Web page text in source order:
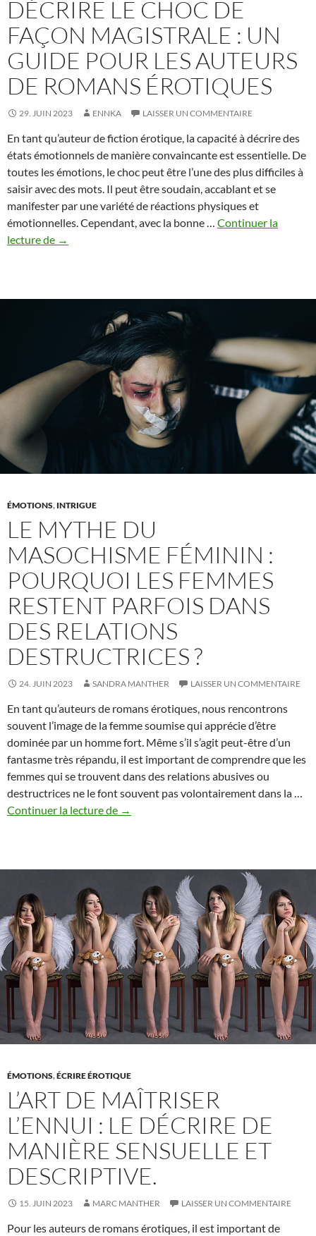
DÉCRIRE LE CHOC DE
FAÇON MAGISTRALE : UN
GUIDE POUR LES AUTEURS
DE ROMANS ÉROTIQUES
29. JUIN 2023 ENNKA LAISSER UN COMMENTAIRE
En tant qu’auteur de fiction érotique, la capacité à décrire des
états émotionnels de manière convaincante est essentielle. De
toutes les émotions, le choc peut être l’une des plus difficiles à
saisir avec des mots. Il peut être soudain, accablant et se
manifester par une variété de réactions physiques et
émotionnelles. Cependant, avec la bonne … Continuer la
lecture de Décrire
magistrale
guide
pour
érotiques
→
ÉMOTIONS, INTRIGUE
LE MYTHE DU
MASOCHISME FÉMININ :
POURQUOI LES FEMMES
RESTENT PARFOIS DANS
DES RELATIONS
DESTRUCTRICES ?
24. JUIN 2023 SANDRA MANTHER LAISSER UN COMMENTAIRE
En tant qu’auteurs de romans érotiques, nous rencontrons
souvent l’image de la femme soumise qui apprécie d’être
dominée par un homme fort. Même s’il s’agit peut-être d’un
fantasme très répandu, il est important de comprendre que les
femmes qui se trouvent dans des relations abusives ou
destructrices ne le font souvent pas volontairement dans la …
Continuer la lecture de Le
pourquoi
les
femmes
restent
parfois
relations
destructrices
→
ÉMOTIONS,ÉCRIRE ÉROTIQUE
L’ART DE MAÎTRISER
L’ENNUI : LE DÉCRIRE DE
MANIÈRE SENSUELLE ET
DESCRIPTIVE.
15. JUIN 2023 MARC MANTHER LAISSER UN COMMENTAIRE
Pour les auteurs de romans érotiques, il est important de